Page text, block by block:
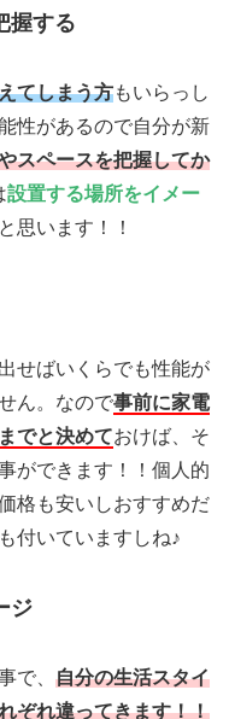
握する
てしまう方もいらっし
性があるので自分が新
スペースを把握してか
設置する場所をイメー
思います！！
せばいくらでも性能が
ん。なので事前に家電
でと決めておけば、そ
ができます！！個人的
格も安いしおすすめだ
付いていますしね♪
ジ
で、 自分の生活スタイ
ぞれ違ってきます！！